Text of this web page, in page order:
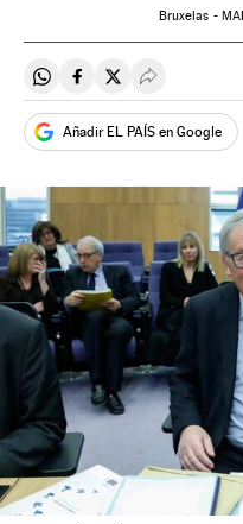
Bruxelas -
Compartir en Whatsapp
Compartir en
Compartir en
Desplegar
Añadir EL PAÍS en Google